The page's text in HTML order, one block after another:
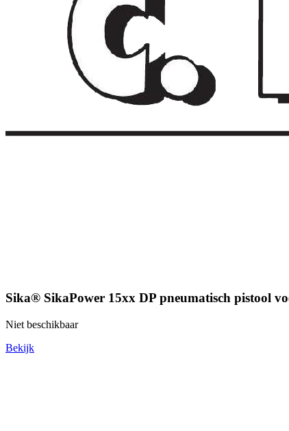
Sika® SikaPower 15xx DP pneumatisch pistool
Niet beschikbaar
Bekijk